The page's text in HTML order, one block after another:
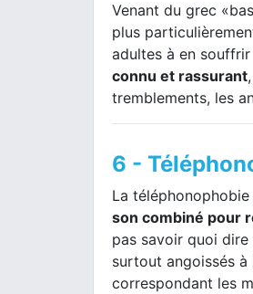
Venant du grec
plus
adultes à en
connu et rassurant
tremblements, les
6 -
La
son combiné pour
pas savoir quoi dire
surtout angoissés à
correspondant les